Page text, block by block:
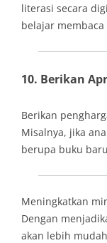
literasi secara
belajar
10. Berikan
Berikan
Misalnya, jika
berupa buku
Meningkatkan
Dengan
akan lebih